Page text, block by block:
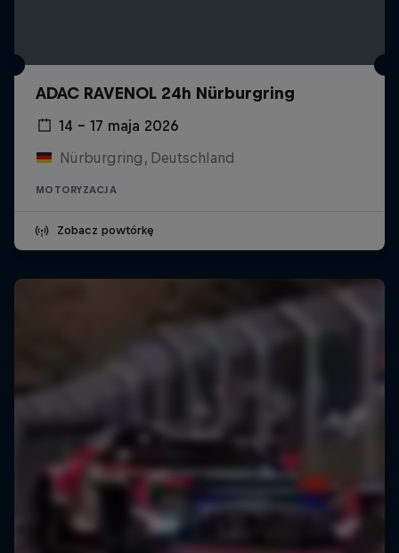
ADAC RAVENOL 24h Nürburgring
14 – 17 maja 2026
Nürburgring, Deutschland
MOTORYZACJA
Zobacz powtórkę